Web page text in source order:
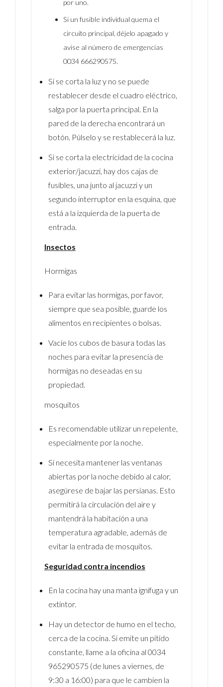
por uno.
Si un fusible individual quema el
circuito principal, déjelo apagado y
avise al número de emergencias
0034 666290575.
Si se corta la luz y no se puede
restablecer desde el cuadro eléctrico,
salga por la puerta principal. En la
pared de la derecha encontrará un
botón. Púlselo y se restablecerá la luz.
Si se corta la electricidad de la cocina
exterior/jacuzzi, hay dos cajas de
fusibles, una junto al jacuzzi y un
segundo interruptor en la esquina, que
está a la izquierda de la puerta de
entrada.
Insectos
Hormigas
Para evitar las hormigas, por favor,
siempre que sea posible, guarde los
alimentos en recipientes o bolsas.
Vacíe los cubos de basura todas las
noches para evitar la presencia de
hormigas no deseadas en su
propiedad.
mosquitos
Es recomendable utilizar un repelente,
especialmente por la noche.
Si necesita mantener las ventanas
abiertas por la noche debido al calor,
asegúrese de bajar las persianas. Esto
permitirá la circulación del aire y
mantendrá la habitación a una
temperatura agradable, además de
evitar la entrada de mosquitos.
Seguridad contra incendios
En la cocina hay una manta ignífuga y un
extintor.
Hay un detector de humo en el techo,
cerca de la cocina. Si emite un pitido
constante, llame a la oficina al 0034
965290575 (de lunes a viernes, de
9:30 a 16:00) para que le cambien la